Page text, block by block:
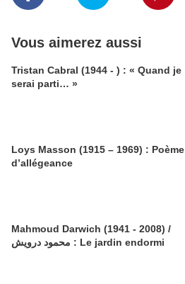
Vous aimerez aussi
Tristan Cabral (1944 - ) : « Quand je
serai parti… »
Loys Masson (1915 – 1969) : Poème
d’allégeance
Mahmoud Darwich (1941 - 2008) /
محمود درويش : Le jardin endormi